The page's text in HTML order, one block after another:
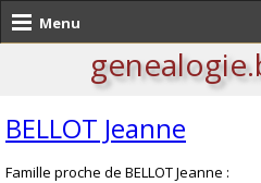
Menu
BELLOT Jeanne
Famille proche de BELLOT Jeanne :